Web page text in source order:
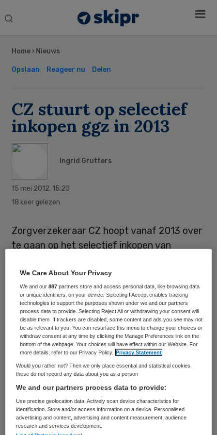
Search
Home › Nieuws
Opslaan Reageer nu Delen
CZ stuurt op selectief
inkopen ggz in 2013
Ingrid Grutters
15 mei 2012, 15:20
18 keer gelezen
Zorgverzekeraar CZ hoopt vanaf 2013 over
te gaan op het selectief inkopen van
zorgverzekeraar onderzoekt met
veldpartijen welke criteria geschikt zijn om
instellingen met elkaar te vergelijken op
kwaliteit.
Processen en organisatie
Het informatie die het systeem Routine
Outcome Monitoring oplevert, is
maatgevend hoe succesvol een
behandeling is geweest. Omdat dit systeem
pas net in gebruik is, bestaan er nog
Sidebar
We Care About Your Privacy
We and our887 partners store and access personal data, like browsing data
or unique identifiers, on your device. Selecting I Accept enables tracking
technologies to support the purposes shown under we and our partners
process data to provide. Selecting Reject All or withdrawing your consent will
disable them. If trackers are disabled, some content and ads you see may not
be as relevant to you. You can resurface this menu to change your choices or
withdraw consent at any time by clicking the Manage Preferences link on the
bottom of the webpage. Your choices will have effect within our Website. For
more details, refer to our Privacy Policy.
Privacy Statement
Would you rather not? Then we only place essential and statistical cookies,
these do not record any data about you as a person
We and our partners process data to provide:
Use precise geolocation data. Actively scan device characteristics for
identification. Store and/or access information on a device. Personalised
advertising and content, advertising and content measurement, audience
research and services development.